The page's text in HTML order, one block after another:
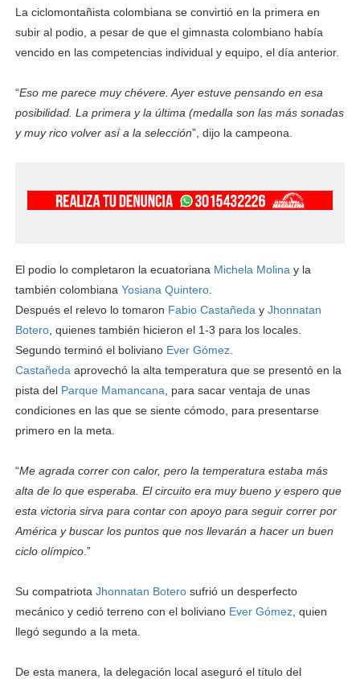
La ciclomontañista colombiana se convirtió en la primera en
subir al podio, a pesar de que el gimnasta colombiano había
vencido en las competencias individual y equipo, el día anterior.
“Eso me parece muy chévere. Ayer estuve pensando en esa
posibilidad. La primera y la última (medalla son las más sonadas
y muy rico volver así a la selección”, dijo la campeona.
El podio lo completaron la ecuatoriana Michela Molina y la
también colombianaYosiana Quintero
Después el relevo lo tomaron Fabio Castañeda yJhonnatan
Botero , quienes también hicieron el 1-3 para los locales.
Segundo terminó el boliviano Ever Gómez
Castañeda aprovechó la alta temperatura que se presentó en la
pista del Parque Mamancana , para sacar ventaja de unas
condiciones en las que se siente cómodo, para presentarse
primero en la meta.
“Me agrada correr con calor, pero la temperatura estaba más
alta de lo que esperaba. El circuito era muy bueno y espero que
esta victoria sirva para contar con apoyo para seguir correr por
América y buscar los puntos que nos llevarán a hacer un buen
ciclo olímpico .”
Su compatriotaJhonnatan Botero sufrió un desperfecto
mecánico y cedió terreno con el boliviano Ever Gómez , quien
llegó segundo a la meta.
De esta manera, la delegación local aseguró el título del